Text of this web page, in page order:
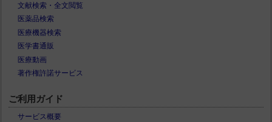
文献検索・全文閲覧
医薬品検索
医療機器検索
医学書通販
医療動画
著作権許諾サービス
ご利用ガイド
サービス概要